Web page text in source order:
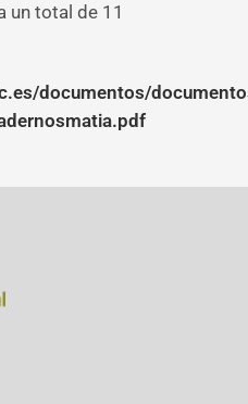
un total de 11
documentos/